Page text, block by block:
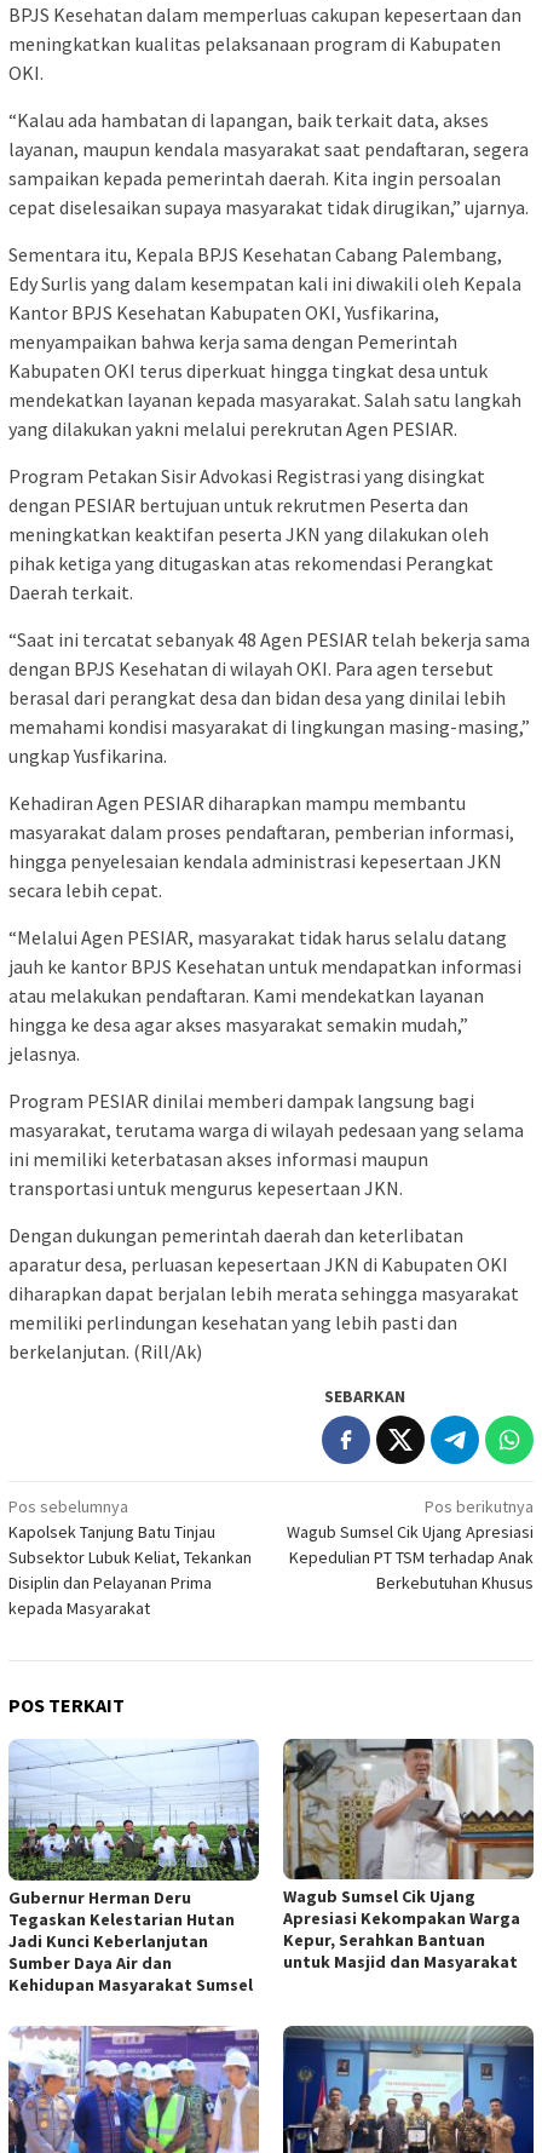
BPJS Kesehatan dalam memperluas cakupan kepesertaan dan
meningkatkan kualitas pelaksanaan program di Kabupaten
OKI.
“Kalau ada hambatan di lapangan, baik terkait data, akses
layanan, maupun kendala masyarakat saat pendaftaran, segera
sampaikan kepada pemerintah daerah. Kita ingin persoalan
cepat diselesaikan supaya masyarakat tidak dirugikan,” ujarnya.
Sementara itu, Kepala BPJS Kesehatan Cabang Palembang,
Edy Surlis yang dalam kesempatan kali ini diwakili oleh Kepala
Kantor BPJS Kesehatan Kabupaten OKI, Yusfikarina,
menyampaikan bahwa kerja sama dengan Pemerintah
Kabupaten OKI terus diperkuat hingga tingkat desa untuk
mendekatkan layanan kepada masyarakat. Salah satu langkah
yang dilakukan yakni melalui perekrutan Agen PESIAR.
Program Petakan Sisir Advokasi Registrasi yang disingkat
dengan PESIAR bertujuan untuk rekrutmen Peserta dan
meningkatkan keaktifan peserta JKN yang dilakukan oleh
pihak ketiga yang ditugaskan atas rekomendasi Perangkat
Daerah terkait.
“Saat ini tercatat sebanyak 48 Agen PESIAR telah bekerja sama
dengan BPJS Kesehatan di wilayah OKI. Para agen tersebut
berasal dari perangkat desa dan bidan desa yang dinilai lebih
memahami kondisi masyarakat di lingkungan masing-masing,”
ungkap Yusfikarina.
Kehadiran Agen PESIAR diharapkan mampu membantu
masyarakat dalam proses pendaftaran, pemberian informasi,
hingga penyelesaian kendala administrasi kepesertaan JKN
secara lebih cepat.
“Melalui Agen PESIAR, masyarakat tidak harus selalu datang
jauh ke kantor BPJS Kesehatan untuk mendapatkan informasi
atau melakukan pendaftaran. Kami mendekatkan layanan
hingga ke desa agar akses masyarakat semakin mudah,”
jelasnya.
Program PESIAR dinilai memberi dampak langsung bagi
masyarakat, terutama warga di wilayah pedesaan yang selama
ini memiliki keterbatasan akses informasi maupun
transportasi untuk mengurus kepesertaan JKN.
Dengan dukungan pemerintah daerah dan keterlibatan
aparatur desa, perluasan kepesertaan JKN di Kabupaten OKI
diharapkan dapat berjalan lebih merata sehingga masyarakat
memiliki perlindungan kesehatan yang lebih pasti dan
berkelanjutan. (Rill/Ak)
SEBARKAN
Navigasi
pos
Pos sebelumnya
Kapolsek Tanjung Batu Tinjau
Subsektor Lubuk Keliat, Tekankan
Disiplin dan Pelayanan Prima
kepada Masyarakat
Pos berikutnya
Wagub Sumsel Cik Ujang Apresiasi
Kepedulian PT TSM terhadap Anak
Berkebutuhan Khusus
POS TERKAIT
Gubernur Herman Deru
Tegaskan Kelestarian Hutan
Jadi Kunci Keberlanjutan
Sumber Daya Air dan
Kehidupan Masyarakat Sumsel
Wagub Sumsel Cik Ujang
Apresiasi Kekompakan Warga
Kepur, Serahkan Bantuan
untuk Masjid dan Masyarakat